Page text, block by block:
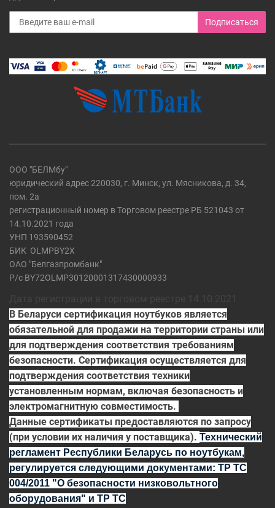
Подписаться
ООО "БЕЛМбу"
юридический адрес 220030, г. Минск, ул. Мясникова, д. 34,
пом. 2а
регистрационный номер в Торговом реестре РБ 521043 от
14.10.2021 года
УНП 193590452
БИК OLMPBY2X
ОАО "Белгазпромбанк"
Р/с BY72OLMP30120001317430000933
В Беларуси сертификация ноутбуков является
обязательной для продажи на территории страны или
для подтверждения соответствия требованиям
безопасности. Сертификация осуществляется для
подтверждения соответствия техники
установленным нормам, включая безопасность и
электромагнитную совместимость.
Данные сертификаты предоставляются по запросу
(при условии их наличия у поставщика). Технический
регламент Республики Беларусь по ноутбукам,
регулируется следующими документами: ТР ТС
004/2011 "О безопасности низковольтного
оборудования" и ТР ТС